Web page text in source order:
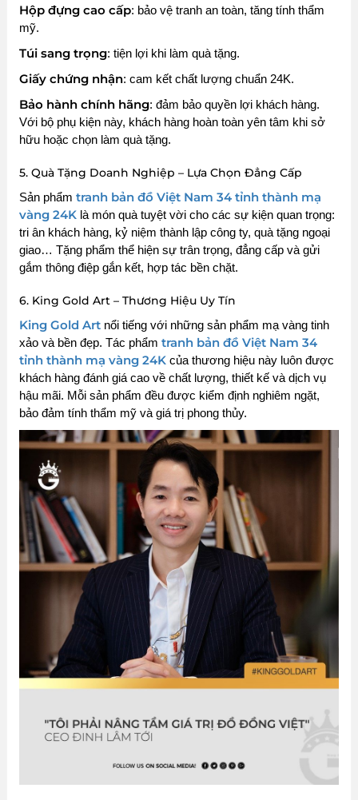
Hộp đựng cao cấp: bảo vệ tranh an toàn, tăng tính thẩm
mỹ.
Túi sang trọng: tiện lợi khi làm quà tặng.
Giấy chứng nhận: cam kết chất lượng chuẩn 24K.
Bảo hành chính hãng: đảm bảo quyền lợi khách hàng.
Với bộ phụ kiện này, khách hàng hoàn toàn yên tâm khi sở
hữu hoặc chọn làm quà tặng.
5. Quà Tặng Doanh Nghiệp – Lựa Chọn Đẳng Cấp
Sản phẩm tranh bản đồ Việt Nam 34 tỉnh thành mạ
vàng 24K là món quà tuyệt vời cho các sự kiện quan trọng:
tri ân khách hàng, kỷ niệm thành lập công ty, quà tặng ngoại
giao… Tặng phẩm thể hiện sự trân trọng, đẳng cấp và gửi
gắm thông điệp gắn kết, hợp tác bền chặt.
6. King Gold Art – Thương Hiệu Uy Tín
King Gold Art nổi tiếng với những sản phẩm mạ vàng tinh
xảo và bền đẹp. Tác phẩm tranh bản đồ Việt Nam 34
tỉnh thành mạ vàng 24K của thương hiệu này luôn được
khách hàng đánh giá cao về chất lượng, thiết kế và dịch vụ
hậu mãi. Mỗi sản phẩm đều được kiểm định nghiêm ngặt,
bảo đảm tính thẩm mỹ và giá trị phong thủy.